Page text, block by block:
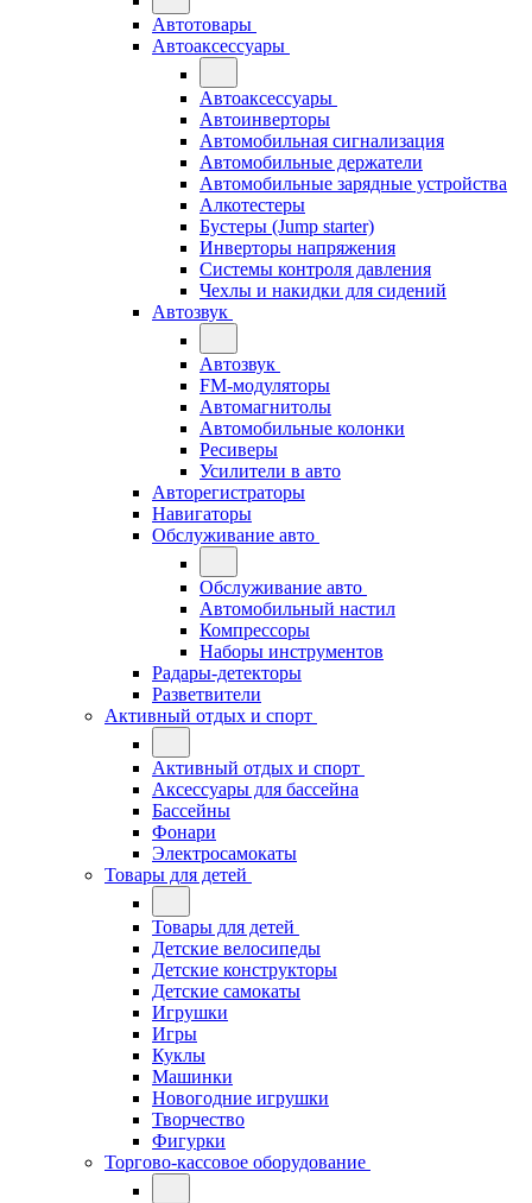
Автотовары
Автоаксессуары
Автоаксессуары
Автоинверторы
Автомобильная сигнализация
Автомобильные держатели
Автомобильные зарядные устройства
Алкотестеры
Бустеры (Jump starter)
Инверторы напряжения
Системы контроля давления
Чехлы и накидки для сидений
Автозвук
Автозвук
FM-модуляторы
Автомагнитолы
Автомобильные колонки
Ресиверы
Усилители в авто
Авторегистраторы
Навигаторы
Обслуживание авто
Обслуживание авто
Автомобильный настил
Компрессоры
Наборы инструментов
Радары-детекторы
Разветвители
Активный отдых и спорт
Активный отдых и спорт
Аксессуары для бассейна
Бассейны
Фонари
Электросамокаты
Товары для детей
Товары для детей
Детские велосипеды
Детские конструкторы
Детские самокаты
Игрушки
Игры
Куклы
Машинки
Новогодние игрушки
Творчество
Фигурки
Торгово-кассовое оборудование